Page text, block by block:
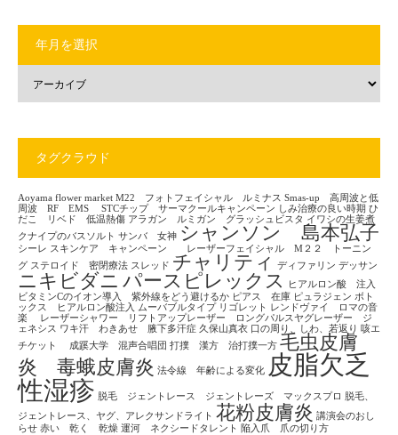
年月を選択
タグクラウド
Aoyama flower market M22 フォトフェイシャル ルミナス Smas-up 高周波と低
周波 RF EMS
STCチップ サーマクールキャンペーン しみ治療の良い時期 ひ
だこ リベド 低温熱傷 アラガン ルミガン グラッシュビスタ イワシの生姜煮
クナイプのバスソルト サンバ 女神 シャンソン 島本弘子
シーレ スキンケア キャンペーン レーザーフェイシャル M２２ トーニン
グ ステロイド 密閉療法 スレッド チャリティ ディファリン デッサン
ニキビダニ パースピレックス
ヒアルロン酸 注入
ビタミンCのイオン導入 紫外線をどう避けるか ピアス 在庫 ピュラジェン ボト
ックス ヒアルロン酸注入 ムーバブルタイプ リゴレット レンドヴァイ ロマの音
楽
レーザーシャワー リフトアップレーザー ロングパルスヤグレーザー ジ
ェネシス ワキ汗 わきあせ 腋下多汗症 久保山真衣 口の周り、しわ、若返り 咳エ
チケット
成蹊大学 混声合唱団 打撲 漢方 治打撲一方 毛虫皮膚
炎 毒蛾皮膚炎 法令線 年齢による変化
皮脂欠乏
性湿疹 脱毛 ジェントレース ジェントレーズ マックスプロ
脱毛、
ジェントレース、ヤグ、アレクサンドライト 花粉皮膚炎 講演会のおし
らせ 赤い 乾く 乾燥 運河 ネクシードタレント 陥入爪 爪の切り方